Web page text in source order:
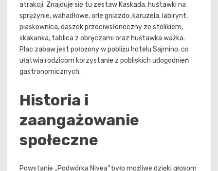
atrakcji. Znajduje się tu zestaw Kaskada, huśtawki na
sprężynie, wahadłowe, orle gniazdo, karuzela, labirynt,
piaskownica, daszek przeciwsłoneczny ze stolikiem,
skakanka, tablica z obręczami oraz huśtawka ważka.
Plac zabaw jest położony w pobliżu hotelu Sajmino, co
ułatwia rodzicom korzystanie z pobliskich udogodnień
gastronomicznych.
Historia i
zaangażowanie
społeczne
Powstanie „Podwórka Nivea” było możliwe dzięki głosom